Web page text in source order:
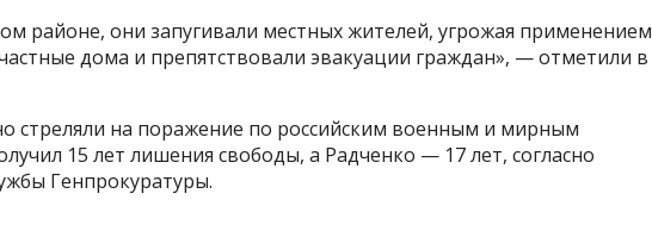
районе, они запугивали местных жителей, угрожая применением
дома и препятствовали эвакуации граждан», — отметили в
стреляли на поражение по российским военным и мирным
15 лет лишения свободы, а Радченко — 17 лет, согласно
Генпрокуратуры.